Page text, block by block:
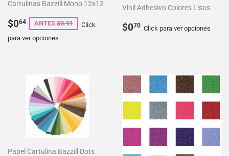
Cartulinas Bazzill Mono 12x12
Precio
de
venta
$064 $0.64
ANTES $0.91
Click
para ver opciones
Vinil Adhesivo Colores Lisos
Precio
$070 $0.70
Click para ver opciones
Papel Cartulina Bazzill Dots